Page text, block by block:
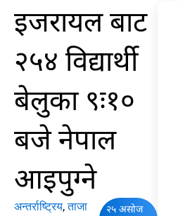
इजरायल बाट
२५४ विद्यार्थी
बेलुका ९ः१०
बजे नेपाल
आइपुग्ने
अन्तर्राष्ट्रिय,ताजा
२५ असोज